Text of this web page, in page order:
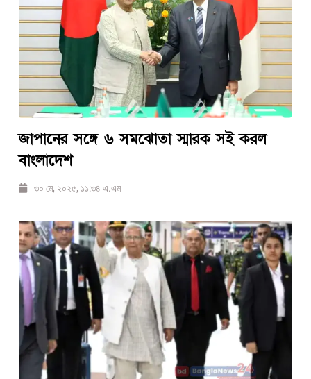
জাপানের সঙ্গে ৬ সমঝোতা স্মারক সই করল
বাংলাদেশ
৩০ মে, ২০২৫, ১১:৩৪ এ.এম